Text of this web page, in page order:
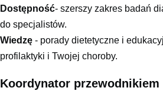
Dostępność- szerszy zakres badań
do specjalistów.
Wiedzę - porady dietetyczne i
profilaktyki i Twojej choroby.
Koordynator przewodnikiem